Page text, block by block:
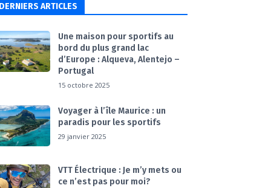
DERNIERS ARTICLES
Une maison pour sportifs au
bord du plus grand lac
d’Europe : Alqueva, Alentejo –
Portugal
15 octobre 2025
Voyager à l’île Maurice : un
paradis pour les sportifs
29 janvier 2025
VTT Électrique : Je m’y mets ou
ce n’est pas pour moi?